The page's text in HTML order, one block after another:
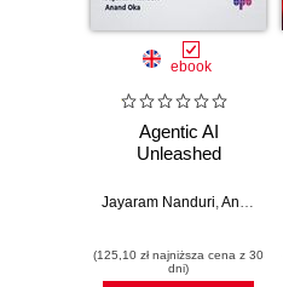
ebook
Agentic AI
Unleashed
Jayaram Nanduri Anand Oka
(125,10 zł najniższa cena z 30
dni)